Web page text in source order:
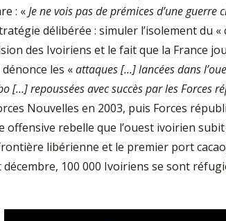
: «Je ne vois pas de prémices d’une guerre
délibérée : simuler l’isolement du
des Ivoiriens et le fait que la France
les «attaques [...] lancées dans
[…] repoussées avec succès par les Forces
Nouvelles en 2003, puis Forces
offensive rebelle que l’ouest ivoirien
libérienne et le premier port
100 000 Ivoiriens se sont